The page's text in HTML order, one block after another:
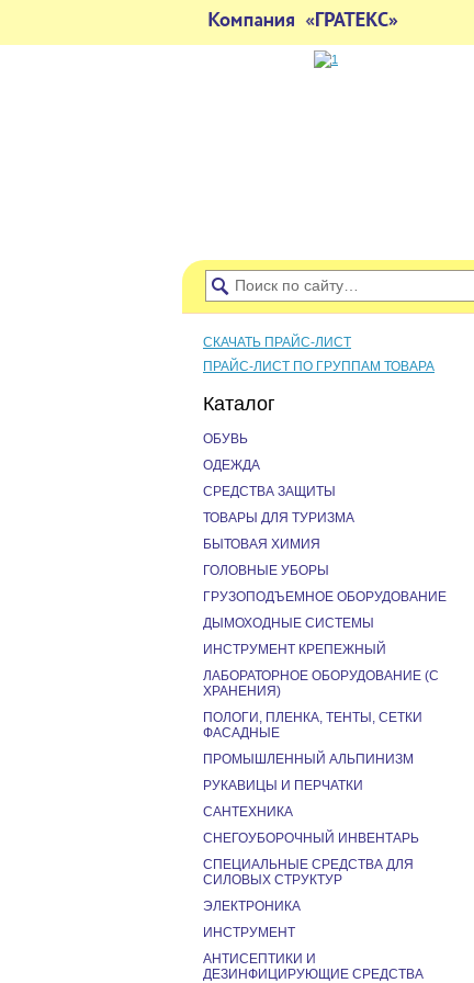
СКАЧАТЬ ПРАЙС-ЛИСТ
ПРАЙС-ЛИСТ ПО ГРУППАМ ТОВАРА
Каталог
ОБУВЬ
ОДЕЖДА
СРЕДСТВА ЗАЩИТЫ
ТОВАРЫ ДЛЯ ТУРИЗМА
БЫТОВАЯ ХИМИЯ
ГОЛОВНЫЕ УБОРЫ
ГРУЗОПОДЪЕМНОЕ ОБОРУДОВАНИЕ
ДЫМОХОДНЫЕ СИСТЕМЫ
ИНСТРУМЕНТ КРЕПЕЖНЫЙ
ЛАБОРАТОРНОЕ ОБОРУДОВАНИЕ (С
ХРАНЕНИЯ)
ПОЛОГИ, ПЛЕНКА, ТЕНТЫ, СЕТКИ
ФАСАДНЫЕ
ПРОМЫШЛЕННЫЙ АЛЬПИНИЗМ
РУКАВИЦЫ И ПЕРЧАТКИ
САНТЕХНИКА
СНЕГОУБОРОЧНЫЙ ИНВЕНТАРЬ
СПЕЦИАЛЬНЫЕ СРЕДСТВА ДЛЯ
СИЛОВЫХ СТРУКТУР
ЭЛЕКТРОНИКА
ИНСТРУМЕНТ
АНТИСЕПТИКИ И
ДЕЗИНФИЦИРУЮЩИЕ СРЕДСТВА